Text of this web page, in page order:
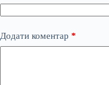
Додати коментар *